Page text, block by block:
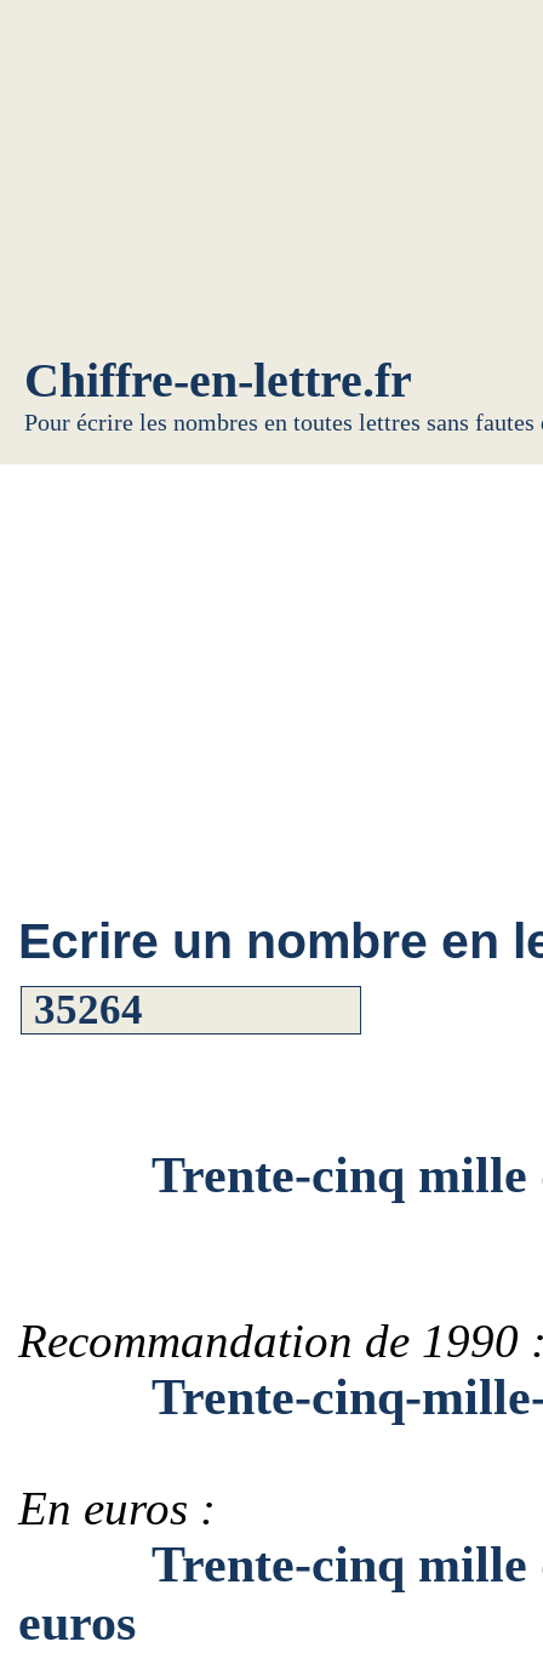
Chiffre-en-lettre.fr
Pour écrire les nombres en toutes lettres sans
Ecrire un nombre en
Trente-cinq mille
Recommandation de 1990
Trente-cinq-mille-
En euros :
Trente-cinq mille
euros